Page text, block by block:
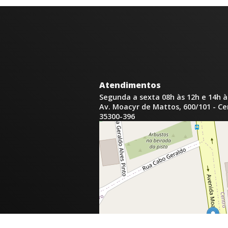
Atendimentos
Segunda a sexta 08h às 12h e 14h
Av. Moacyr de Mattos, 600/101 -
35300-396